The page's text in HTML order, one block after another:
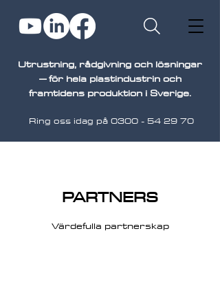
Utrustning, rådgivning och lösningar
– för hela plastindustrin och
framtidens produktion i Sverige.
Ring oss idag på0300 - 54 29 70
PARTNERS
Värdefulla partnerskap